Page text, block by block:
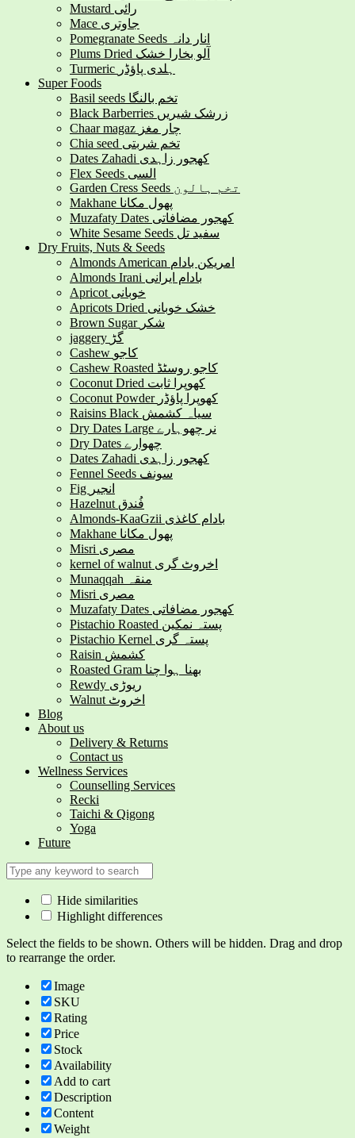
Mustard رائی
Mace جاوتری
Pomegranate Seeds انار دانہ
Plums Dried آلو بخارا خشک
Turmeric ہلدی پاؤڈر
Super Foods
Basil seeds تخم بالنگا
Black Barberries زرشک شیریں
Chaar magaz چار مغز
Chia seed تخم شربتی
Dates Zahadi کھجور زاہدی
Flex Seeds السی
Garden Cress Seeds تخم ہالون
Makhane پھول مکانا
Muzafaty Dates کھجور مضافاتی
White Sesame Seeds سفید تل
Dry Fruits, Nuts & Seeds
Almonds American امریکن بادام
Almonds Irani بادام ایرانی
Apricot خوبانی
Apricots Dried خشک خوبانی
Brown Sugar شکر
jaggery گڑ
Cashew کاجو
Cashew Roasted کاجو روسٹڈ
Coconut Dried کھوپرا ثابت
Coconut Powder کھوپرا پاؤڈر
Raisins Black سیاہ کشمش
Dry Dates Large نر چھوہارے
Dry Dates چھوارے
Dates Zahadi کھجور زاہدی
Fennel Seeds سونف
Fig انجیر
Hazelnut فُندق
Almonds-KaaGzii بادام کاغذی
Makhane پھول مکانا
Misri مصری
kernel of walnut اخروٹ گری
Munaqqah منقہ
Misri مصری
Muzafaty Dates کھجور مضافاتی
Pistachio Roasted پستہ نمکین
Pistachio Kernel پستہ گری
Raisin کشمش
Roasted Gram بھنا ہوا چنا
Rewdy ریوڑی
Walnut اخروٹ
Blog
About us
Delivery & Returns
Contact us
Wellness Services
Counselling Services
Recki
Taichi & Qigong
Yoga
Future
Hide similarities
Highlight differences
Select the fields to be shown. Others will be hidden. Drag and drop
to rearrange the order.
Image
SKU
Rating
Price
Stock
Availability
Add to cart
Description
Content
Weight